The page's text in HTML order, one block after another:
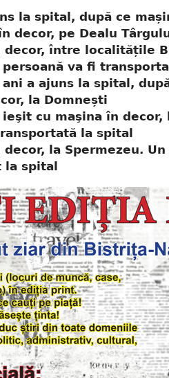
la spital, după ce
decor, pe Dealu
decor, între localitățile
persoană va fi
a ajuns la spital,
la Domnești
cu maşina în decor,
la spital
la Spermezeu.
spital